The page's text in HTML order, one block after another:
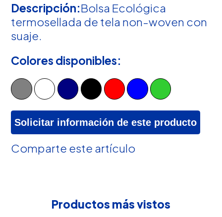
Descripción:Bolsa Ecológica
termosellada de tela non-woven con
suaje.
Colores disponibles:
Solicitar información de este producto
Comparte este artículo
Productos más vistos